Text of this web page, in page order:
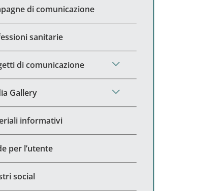
di comunicazione
sanitarie
di comunicazione
Gallery
informativi
per l’utente
social